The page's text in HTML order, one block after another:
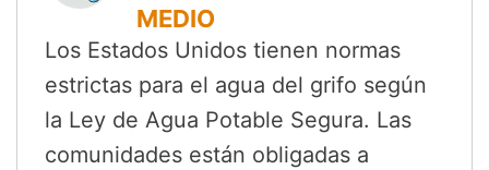
MEDIO
Los Estados Unidos tienen normas
estrictas para el agua del grifo según
la Ley de Agua Potable Segura. Las
comunidades están obligadas a